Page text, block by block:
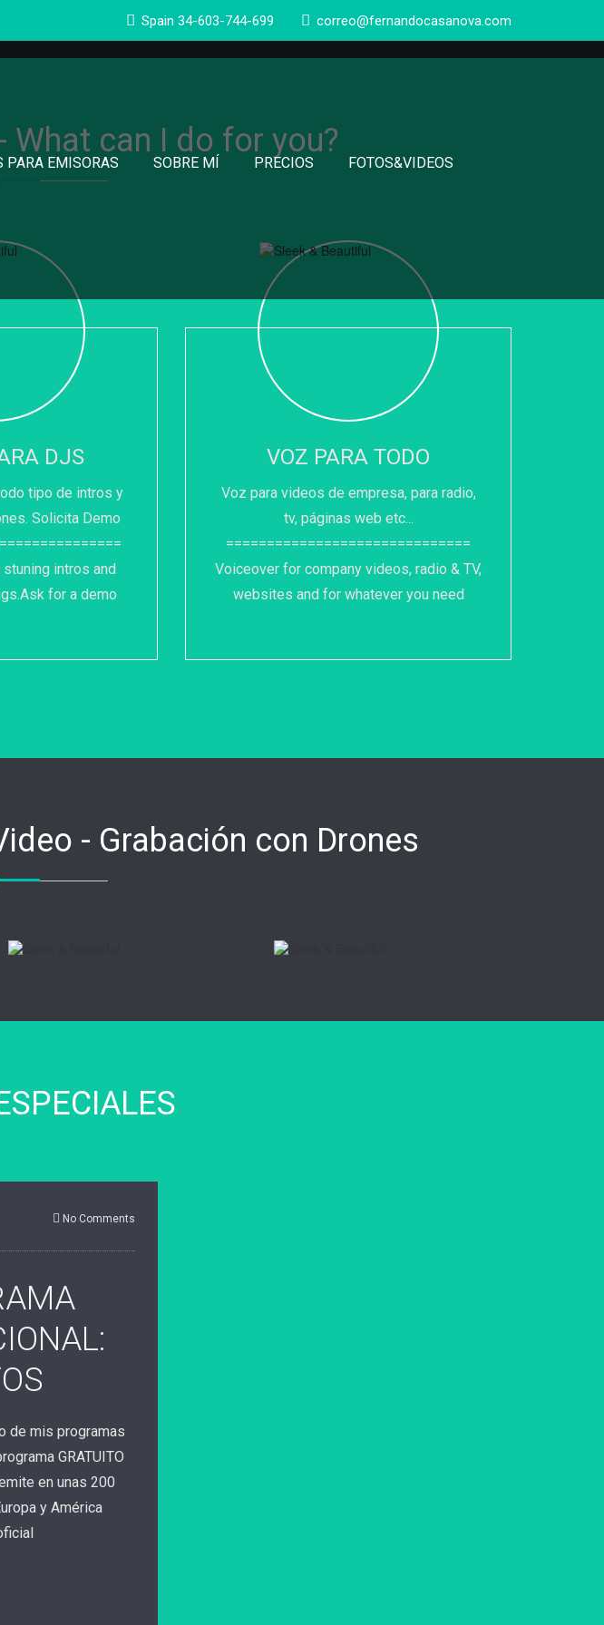
Spain 34-603-744-699 correo@fernandocasanova.com
PARA EMISORAS SOBRE MÍ PRECIOS FOTOS&VIDEOS
What can I do for you?
DJS
tipo de intros y
Solicita Demo
intros and
for a demo
VOZ PARA TODO
Voz para videos de empresa, para radio,
tv, páginas web etc...
==============================
Voiceover for company videos, radio & TV,
websites and for whatever you need
- Grabación con Drones
No Comments
de mis programas
GRATUITO
en unas 200
y América